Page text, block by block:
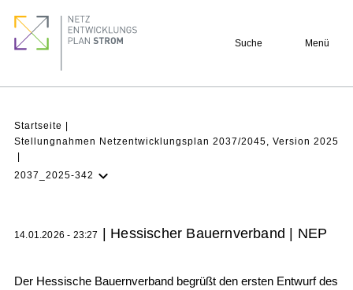
zum
Inhalt
Suche Menü
Pfadnavigation
Startseite
Stellungnahmen Netzentwicklungsplan 2037/2045, Version 2025
2037_2025-342
Beteiligung
14.01.2026 - 23:27 | Hessischer Bauernverband | NEP
Der Hessische Bauernverband begrüßt den ersten Entwurf des
quick
links